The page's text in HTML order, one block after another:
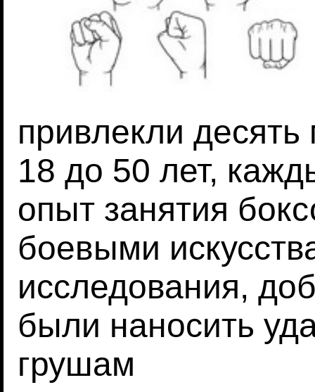
привлекли
18 до 50 лет,
опыт занятия
боевыми
исследования,
были наносить
грушам